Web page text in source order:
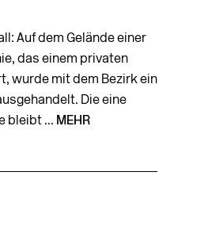
Auf dem Gelände einer
das einem privaten
wurde mit dem Bezirk ein
Die eine
bleibt ... MEHR